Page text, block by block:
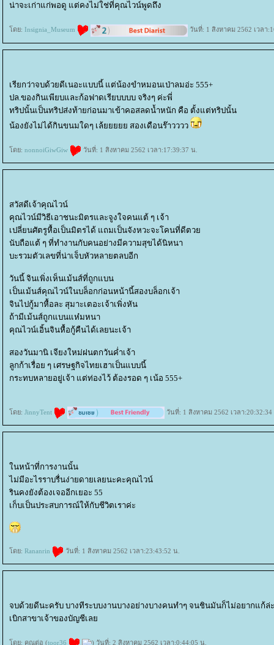
น่าจะเก่าแก่พอดู แต่คงไม่ใช่ที่คุณไวน์พูดถึง
ดย: Insignia_Museum วันที่: 1 สิงหาคม 2562 เวลา
เรียกว่าจบด้วยดีเนอะแบบนี้ แต่น้องขำหมอนเป่าลมอ่ะ 555+
ปล.ของกินเพียบและก้อฟาดเรียบบบบ จริงๆ ค่ะพี่
ทริปนั้นเป็นทริปส่งท้ายก่อนมาเข้าคอสลดน้ำหนัก คือ ตั้งแต่ทริปนั้น
น้องยังไม่ได้กินขนมใดๆ เล้ยยยยย สองเดือนร๊าวววว
ดย: nonnoiGiwGiw วันที่: 1 สิงหาคม 2562 เวลา:17:39:37 น.
สวัสดีเจ้าคุณไวน์
คุณไวน์มีวิธีเอาชนะมิตรและจูงใจคนแต้ ๆ เจ้า
เปลี่ยนศัตรูหื้อเป็นมิตรได้ แถมเป็นจังหวะจะโคนที่ดีตว
นับถือแต้ ๆ ที่ทำงานกับคนอย่างมีความสุขได้นิหนา
บะรวมตัวเลขที่น่าเจ็บหัวหลายตลบอีก
วันนี้ จินเพิ่งเห็นเม้นส์ที่ถูกแบน
เป็นเม้นส์คุณไวน์ในบล็อกก่อนหน้านี้สองบล็อกเจ้า
จินไปกู้มาหื้อละ สุมาะเตอะเจ้าเพิ่งหัน
ถ้ามีเม้นส์ถูกแบนแห๋มหนา
คุณไวน์เอิ้นจินหื้อกู้คืนได้เลยนะเจ้า
สองวันมานิ เจียงใหม่ฝนตกวันค่ำเจ้า
ลูกก้าเรื่อย ๆ เศรษฐกิจไทยเฮาเป็นแบบนี้
กระทบหลายอยู่เจ้า แต่ท่องไว้ ต้องรอด ๆ เน้อ 555+
ดย: JinnyTent วันที่: 1 สิงหาคม 2562 เวลา
นหน้าที่การงานนั้น
ไม่มีอะไรราบรื่นง่ายดายเลยนะคะคุณไวน์
รินคงยังต้องเจออีกเยอะ 55
เก็บเป็นประสบการณ์ให้กับชีวิตเราค่ะ
ดย: Rananrin วันที่: 1 สิงหาคม 2562 เวลา:23:43:52 น.
จบด้วยดีนะครับ บางทีระบบงานบางอย่างบางคนทำๆ จนชินมันก็ไม่อยากแก้
เบิกสาขาเจ้าของบัญชีเล
ดย: คุณต่อ (toor36 ) วันที่: 2 สิงหาคม 2562 เวลา:0:44:05 น.